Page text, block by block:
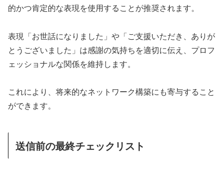
的かつ肯定的な表現を使用することが推奨されます。
表現「お世話になりました」や「ご支援いただき、ありが
とうございました」は感謝の気持ちを適切に伝え、プロフ
ェッショナルな関係を維持します。
これにより、将来的なネットワーク構築にも寄与すること
ができます。
送信前の最終チェックリスト